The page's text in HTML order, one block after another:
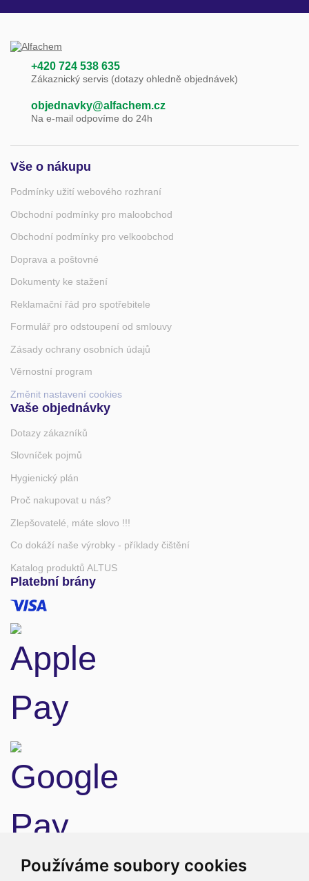
Používáme soubory cookies
+420 724 538 635
Zákaznický servis (dotazy ohledně objednávek)
objednavky@alfachem.cz
Na e-mail odpovíme do 24h
Vše o nákupu
Podmínky užití webového rozhraní
Obchodní podmínky pro maloobchod
Obchodní podmínky pro velkoobchod
Doprava a poštovné
Dokumenty ke stažení
Reklamační řád pro spotřebitele
Formulář pro odstoupení od smlouvy
Zásady ochrany osobních údajů
Věrnostní program
Změnit nastavení cookies
Vaše objednávky
Dotazy zákazníků
Slovníček pojmů
Hygienický plán
Proč nakupovat u nás?
Zlepšovatelé, máte slovo !!!
Co dokáží naše výrobky - příklady čištění
Katalog produktů ALTUS
Platební brány
Doprava